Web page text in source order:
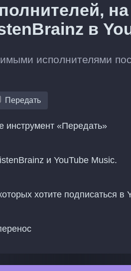
в
исполнителями
Передать
инструмент «Передать»
и YouTube Music.
хотите подписаться в